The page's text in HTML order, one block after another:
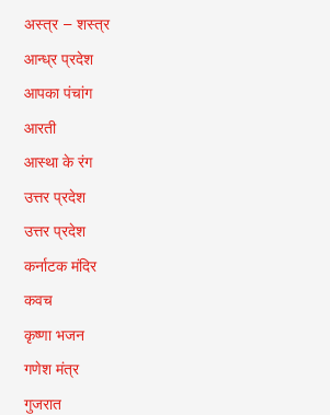
अस्त्र – शस्त्र
आन्ध्र प्रदेश
आपका पंचांग
आरती
आस्था के रंग
उत्तर प्रदेश
उत्तर प्रदेश
कर्नाटक मंदिर
कवच
कृष्णा भजन
गणेश मंत्र
गुजरात